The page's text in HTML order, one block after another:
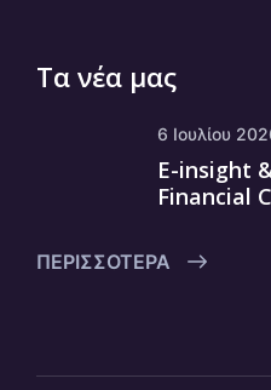
Τα νέα μας
6 Ιουλίου
E-insight
Financial
ΠΕΡΙΣΣΌΤΕΡΑ